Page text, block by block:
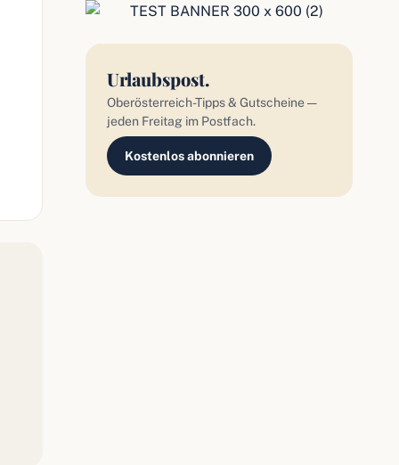
Urlaubspost.
Oberösterreich-Tipps & Gutscheine —
jeden Freitag im Postfach.
Kostenlos abonnieren